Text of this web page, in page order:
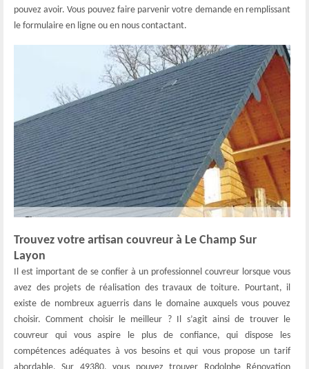
pouvez avoir. Vous pouvez faire parvenir votre demande en remplissant
le formulaire en ligne ou en nous contactant.
Trouvez votre artisan couvreur à Le Champ Sur
Layon
Il est important de se confier à un professionnel couvreur lorsque vous
avez des projets de réalisation des travaux de toiture. Pourtant, il
existe de nombreux aguerris dans le domaine auxquels vous pouvez
choisir. Comment choisir le meilleur ? Il s’agit ainsi de trouver le
couvreur qui vous aspire le plus de confiance, qui dispose les
compétences adéquates à vos besoins et qui vous propose un tarif
abordable. Sur 49380, vous pouvez trouver Rodolphe Rénovation